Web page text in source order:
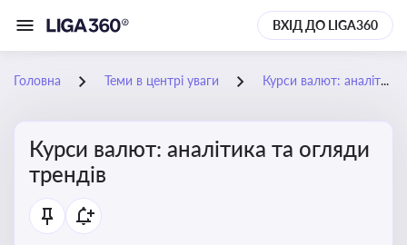
ВХІД ДО LIGA360
Головна Теми в центрі уваги Курси валют: аналітика та огляди трендів
Курси валют: аналітика та огляди
трендів